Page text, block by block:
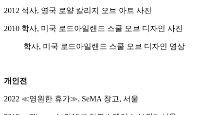
2012 석사, 영국 로얄 칼리지 오브 아트 사진
2010 학사, 미국 로드아일랜드 스쿨 오브 디자인 사진
학사, 미국 로드아일랜드 스쿨 오브 디자인 영상
개인전
2022 ≪영원한 휴가≫, SeMA 창고, 서울